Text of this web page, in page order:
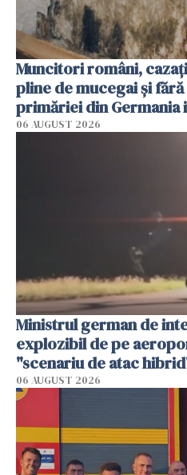
Muncitori români,
pline de mucegai și
primăriei din Germania
06 AUGUST 2026
Ministrul german de
explozibil de pe
"scenariu de atac
06 AUGUST 2026